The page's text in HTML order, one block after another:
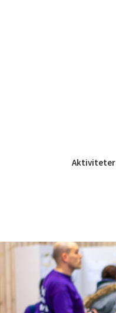
Aktiviteter